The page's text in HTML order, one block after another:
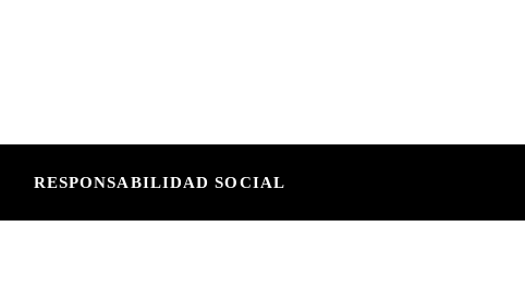
RESPONSABILIDAD SOCIAL